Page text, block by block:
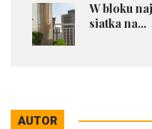
​W bloku
siatka na...
AUTOR